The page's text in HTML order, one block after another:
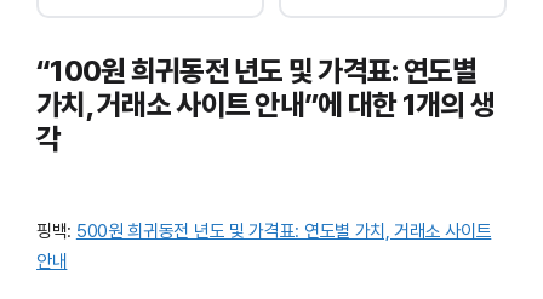
“100원 희귀동전 년도 및 가격표: 연도별
가치, 거래소 사이트 안내”에 대한 1개의 생
각
핑백: 500원 희귀동전 년도 및 가격표: 연도별 가치, 거래소 사이트
안내